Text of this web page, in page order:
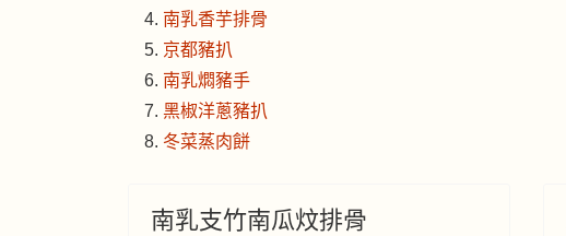
南乳香芋排骨
京都豬扒
南乳燜豬手
黑椒洋蔥豬扒
冬菜蒸肉餅
南乳支竹南瓜炆排骨